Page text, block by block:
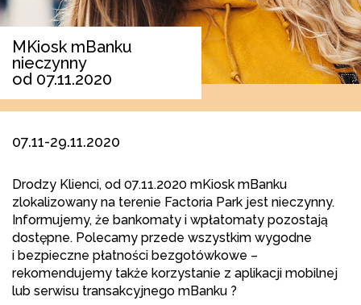
mKiosk mBanku
nieczynny
od 07.11.2020
07.11-29.11.2020
Drodzy Klienci, od 07.11.2020 mKiosk mBanku
zlokalizowany na terenie Factoria Park jest nieczynny.
Informujemy, że bankomaty i wpłatomaty pozostają
dostępne. Polecamy przede wszystkim wygodne
i bezpieczne płatności bezgotówkowe –
rekomendujemy także korzystanie z aplikacji mobilnej
lub serwisu transakcyjnego mBanku ?